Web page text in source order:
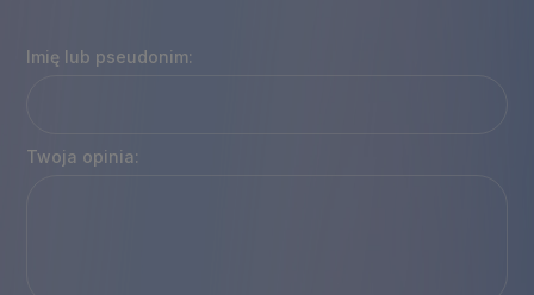
Imię lub pseudonim:
Twoja opinia: